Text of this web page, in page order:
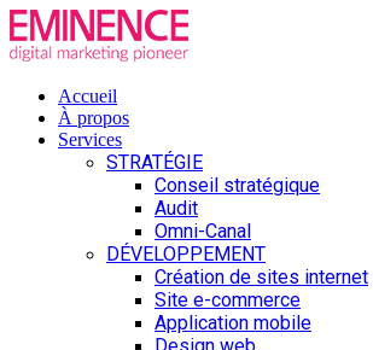
Accueil
À propos
Services
STRATÉGIE
Conseil stratégique
Audit
Omni-Canal
DÉVELOPPEMENT
Création de sites internet
Site e-commerce
Application mobile